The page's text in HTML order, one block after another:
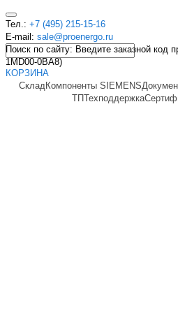
Тел.: +7 (495) 215-15-16
E-mail: sale@proenergo.ru
Поиск по сайту: Введите заказной код
1MD00-0BA8)
КОРЗИНА
СкладКомпоненты SIEMENS
ТПТехподдержка